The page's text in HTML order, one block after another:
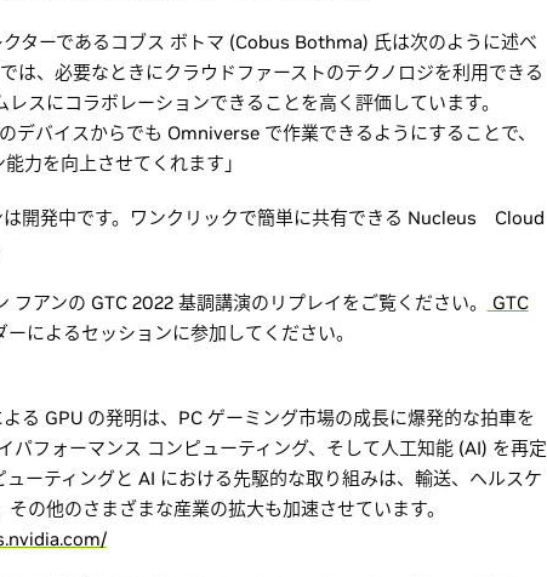
ターであるコブス ボトマ (Cobus Bothma) 氏は次のように述べ
は、必要なときにクラウドファーストのテクノロジを利用できる
スにコラボレーションできることを高く評価しています。
バイスからでも Omniverse で作業できるようにすることで、
力を向上させてくれます」
開発中です。ワンクリックで簡単に共有できる Nucleus Cloud
アンの GTC 2022 基調講演のリプレイをご覧ください。
GTC
によるセッションに参加してください。
る GPU の発明は、PC ゲーミング市場の成長に爆発的な拍車を
パフォーマンス コンピューティング、そして人工知能 (AI) を再定
ーティングと AI における先駆的な取り組みは、輸送、ヘルスケ
の他のさまざまな産業の拡大も加速させています。